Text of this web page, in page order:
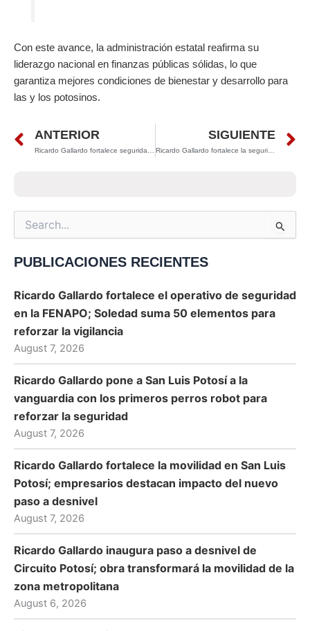
Con este avance, la administración estatal reafirma su
liderazgo nacional en finanzas públicas sólidas, lo que
garantiza mejores condiciones de bienestar y desarrollo para
las y los potosinos.
Prev
ANTERIOR
Ricardo Gallardo fortalece seguridad y convivencia en Rioverde con entrega de patrullas y nueva alberca techada
SIGUIENTE
Ricardo Gallardo fortalece la seguridad municipal: Tampamolón Corona contará con nueva base de la Guardia Civil Estatal
Search
for:
PUBLICACIONES RECIENTES
Ricardo Gallardo fortalece el operativo de seguridad
en la FENAPO; Soledad suma 50 elementos para
reforzar la vigilancia
August 7, 2026
Ricardo Gallardo pone a San Luis Potosí a la
vanguardia con los primeros perros robot para
reforzar la seguridad
August 7, 2026
Ricardo Gallardo fortalece la movilidad en San Luis
Potosí; empresarios destacan impacto del nuevo
paso a desnivel
August 7, 2026
Ricardo Gallardo inaugura paso a desnivel de
Circuito Potosí; obra transformará la movilidad de la
zona metropolitana
August 6, 2026